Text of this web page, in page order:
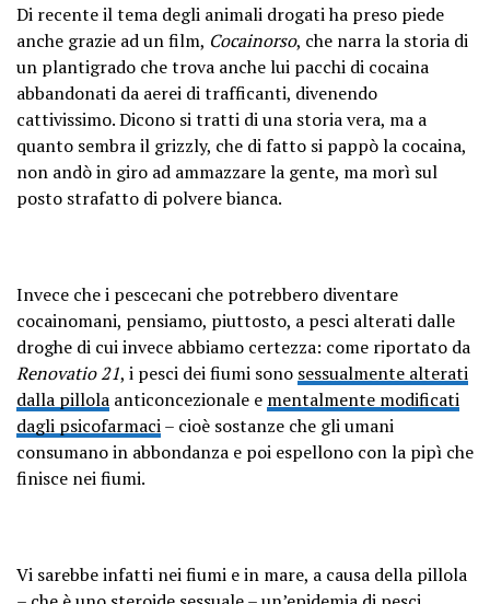
Di recente il tema degli animali drogati ha preso piede
anche grazie ad un film, Cocainorso, che narra la storia di
un plantigrado che trova anche lui pacchi di cocaina
abbandonati da aerei di trafficanti, divenendo
cattivissimo. Dicono si tratti di una storia vera, ma a
quanto sembra il grizzly, che di fatto si pappò la cocaina,
non andò in giro ad ammazzare la gente, ma morì sul
posto strafatto di polvere bianca.
Invece che i pescecani che potrebbero diventare
cocainomani, pensiamo, piuttosto, a pesci alterati dalle
droghe di cui invece abbiamo certezza: come riportato da
Renovatio 21, i pesci dei fiumi sono sessualmente alterati
dalla pillola anticoncezionale e mentalmente modificati
dagli psicofarmaci– cioè sostanze che gli umani
consumano in abbondanza e poi espellono con la pipì che
finisce nei fiumi.
Vi sarebbe infatti nei fiumi e in mare, a causa della pillola